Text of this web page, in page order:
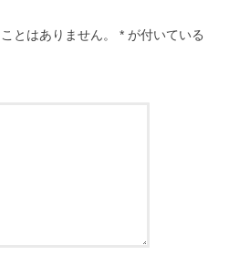
とはありません。 * が付いている